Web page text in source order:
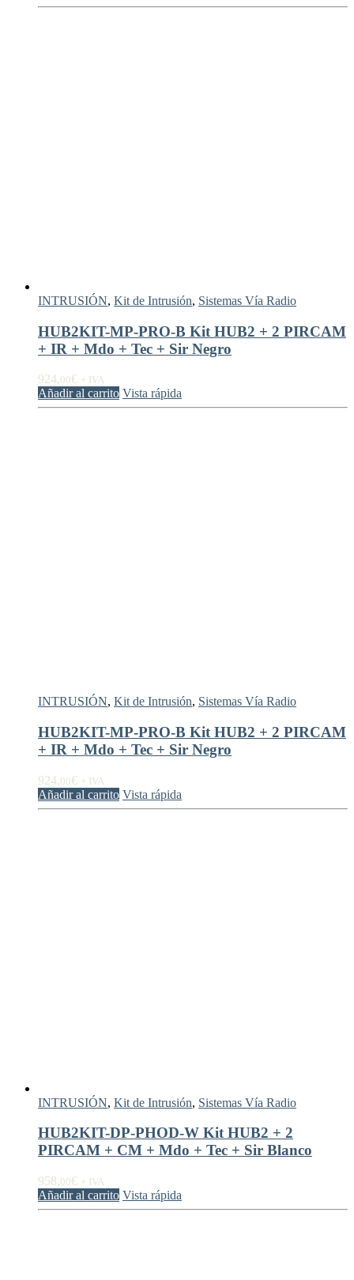
INTRUSIÓN, Kit de Intrusión, Sistemas Vía Radio
HUB2KIT-MP-PRO-B Kit HUB2 + 2 PIRCAM
+ IR + Mdo + Tec + Sir Negro
924,00€ + IVA
Añadir al carrito Vista rápida
INTRUSIÓN, Kit de Intrusión, Sistemas Vía Radio
HUB2KIT-MP-PRO-B Kit HUB2 + 2 PIRCAM
+ IR + Mdo + Tec + Sir Negro
924,00€ + IVA
Añadir al carrito Vista rápida
INTRUSIÓN, Kit de Intrusión, Sistemas Vía Radio
HUB2KIT-DP-PHOD-W Kit HUB2 + 2
PIRCAM + CM + Mdo + Tec + Sir Blanco
958,00€ + IVA
Añadir al carrito Vista rápida